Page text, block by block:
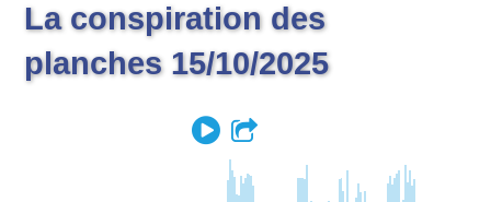
La conspiration des
planches 15/10/2025
Play